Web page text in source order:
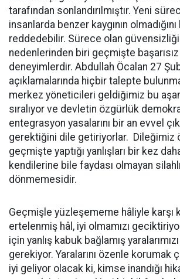
tarafından sonlandırılmıştır. Yeni
insanlarda benzer kaygının
reddedebilir. Sürece olan
nedenlerinden biri geçmişte
deneyimlerdir. Abdullah Öcalan 27
açıklamalarında hiçbir talepte
merkez yöneticileri geldiğimiz bu
sıralıyor ve devletin özgürlük
entegrasyon yasalarını bir an evvel
gerektiğini dile getiriyorlar. Dileğimiz
geçmişte yaptığı yanlışları bir kez
kendilerine bile faydası olmayan
dönmemesidir.
Geçmişle yüzleşememe hâliyle karşı
ertelenmiş hâl, iyi olmamızı
için yanlış kabuk bağlamış
gerekiyor. Yaralarını özenle korumak
iyi geliyor olacak ki, kimse inandığı